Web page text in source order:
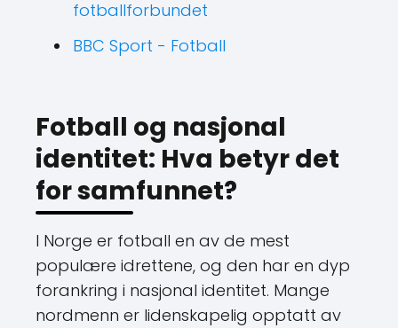
fotballforbundet
BBC Sport - Fotball
Fotball og nasjonal
identitet: Hva betyr det
for samfunnet?
I Norge er fotball en av de mest
populære idrettene, og den har en dyp
forankring i nasjonal identitet. Mange
nordmenn er lidenskapelig opptatt av